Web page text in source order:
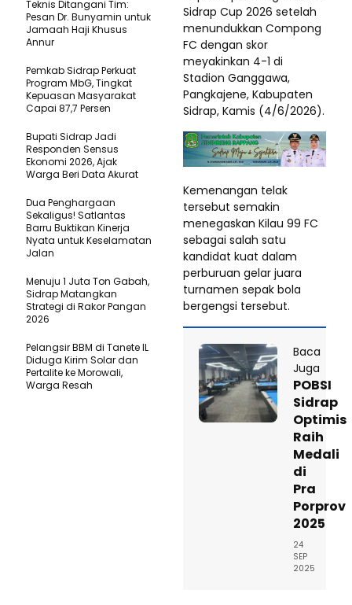
Sidrap Cup 2026 setelah
menundukkan Compong
FC dengan skor
meyakinkan 4-1 di
Stadion Ganggawa,
Pangkajene, Kabupaten
Sidrap, Kamis (4/6/2026).
Kemenangan telak
tersebut semakin
menegaskan Kilau 99 FC
sebagai salah satu
kandidat kuat dalam
perburuan gelar juara
turnamen sepak bola
bergengsi tersebut.
Baca
Juga
POBSI
Sidrap
Optimis
Raih
Medali
di
Pra
Porprov
2025
24
SEP
2025
Teknis Ditangani Tim:
Pesan Dr. Bunyamin untuk
Jamaah Haji Khusus
Annur
Pemkab Sidrap Perkuat
Program MbG, Tingkat
Kepuasan Masyarakat
Capai 87,7 Persen
Bupati Sidrap Jadi
Responden Sensus
Ekonomi 2026, Ajak
Warga Beri Data Akurat
Dua Penghargaan
Sekaligus! Satlantas
Barru Buktikan Kinerja
Nyata untuk Keselamatan
Jalan
Menuju 1 Juta Ton Gabah,
Sidrap Matangkan
Strategi di Rakor Pangan
2026
Pelangsir BBM di Tanete IL
Diduga Kirim Solar dan
Pertalite ke Morowali,
Warga Resah